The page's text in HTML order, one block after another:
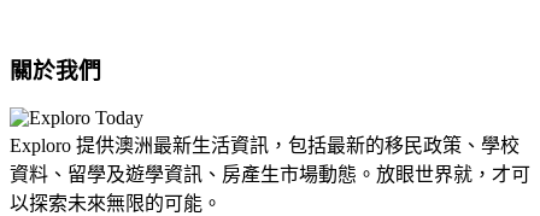
關於我們
Exploro 提供澳洲最新生活資訊，包括最新的移民政策、學校
資料、留學及遊學資訊、房產生市場動態。放眼世界就，才可
以探索未來無限的可能。